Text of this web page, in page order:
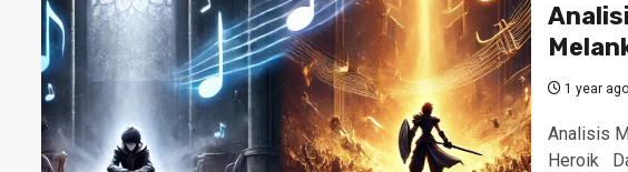
1 year ago
Analisis
Heroik